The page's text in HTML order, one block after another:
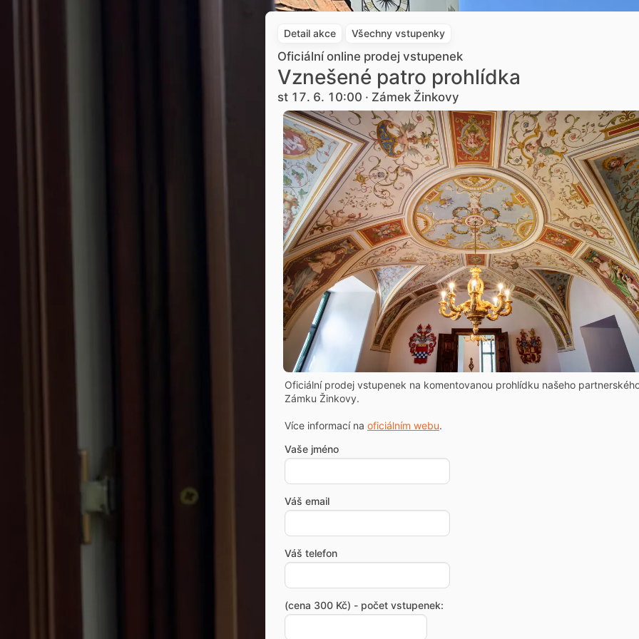
Detail akce Všechny vstupenky
Oficiální online prodej vstupenek
Vznešené patro prohlídka
st 17. 6. 10:00 · Zámek Žinkovy
Oficiální prodej vstupenek na komentovanou prohlídku našeho
Zámku Žinkovy.
Více informací na oficiálním webu.
Vaše jméno
Váš email
Váš telefon
(cena 300 Kč) - počet vstupenek: